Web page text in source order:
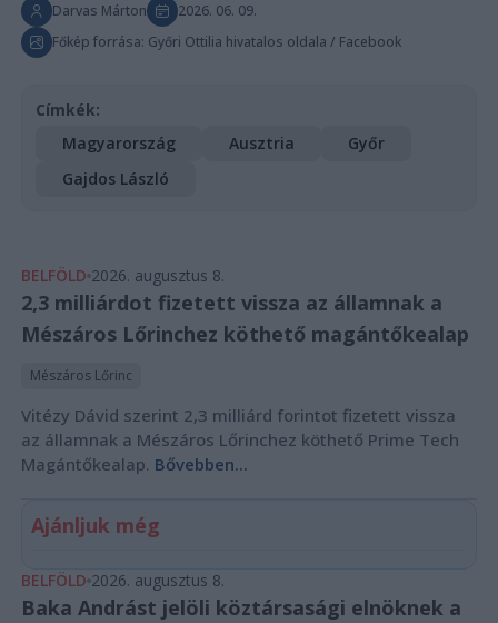
Darvas Márton
2026. 06. 09.
Főkép forrása: Győri Ottilia hivatalos oldala / Facebook
Címkék:
Magyarország
Ausztria
Győr
Gajdos László
BELFÖLD 2026. augusztus 8.
2,3 milliárdot fizetett vissza az államnak a
Mészáros Lőrinchez köthető magántőkealap
Mészáros Lőrinc
Vitézy Dávid szerint 2,3 milliárd forintot fizetett vissza
az államnak a Mészáros Lőrinchez köthető Prime Tech
Magántőkealap. Bővebben...
Ajánljuk még
BELFÖLD 2026. augusztus 8.
Baka Andrást jelöli köztársasági elnöknek a